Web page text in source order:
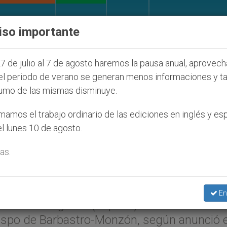
judíos que afecta a cristianos (y no sólo) en Tierra
obispo de Calahorra y
2004 (
Logroño (España) a monseñor
de Barbastro-Monzón, según anunció
importante
de julio al 7 de agosto haremos la pausa anual,
periodo de verano se generan menos informaciones y
de las mismas disminuye.
el trabajo ordinario de las ediciones en inglés y
lunes 10 de agosto.